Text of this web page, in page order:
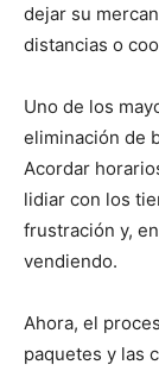
dejar su
distancias o
Uno de los
eliminación de
Acordar
lidiar con los
frustración y,
vendiendo.
Ahora, el
paquetes y las